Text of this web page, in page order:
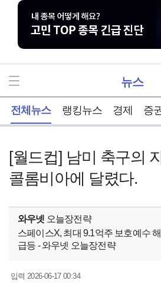
뉴스
전체뉴스 랭킹뉴스 경제 증
[월드컵] 남미 축구의
콜롬비아에 달렸다.
와우넷 오늘장전략
스페이스X, 최대 9.1억주 보호예수
급등 - 와우넷 오늘장전략
입력2026-06-17 00:34